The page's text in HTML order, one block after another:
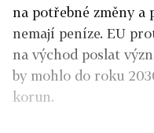
na potřebné změny a
nemají peníze. EU
na východ poslat
by mohlo do roku
korun.